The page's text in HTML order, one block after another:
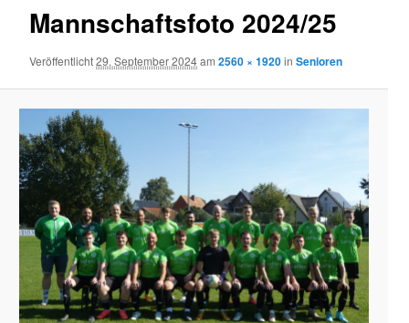
Mannschaftsfoto 2024/25
Veröffentlicht29. September 2024am2560 × 1920inSenioren